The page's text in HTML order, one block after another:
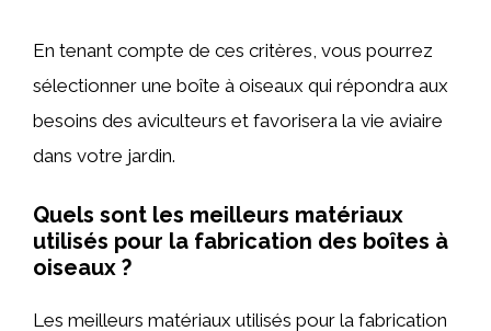
En tenant compte de ces critères, vous pourrez
sélectionner une boîte à oiseaux qui répondra aux
besoins des aviculteurs et favorisera la vie aviaire
dans votre jardin.
Quels sont les meilleurs matériaux
utilisés pour la fabrication des boîtes à
oiseaux ?
Les meilleurs matériaux utilisés pour la fabrication